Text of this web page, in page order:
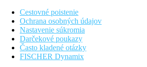
Cestovné poistenie
Ochrana osobných údajov
Nastavenie súkromia
Darčekové poukazy
Často kladené otázky
FISCHER Dynamix